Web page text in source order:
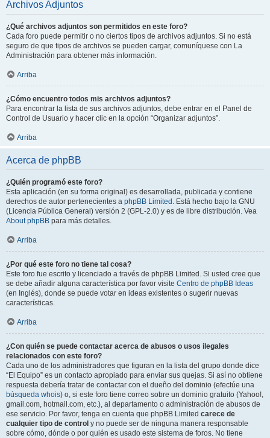
Archivos Adjuntos
¿Qué archivos adjuntos son permitidos en este foro?
Cada foro puede permitir o no ciertos tipos de archivos adjuntos. Si no está
seguro de que tipos de archivos se pueden cargar, comuníquese con La
Administración para obtener más información.
Arriba
¿Cómo encuentro todos mis archivos adjuntos?
Para encontrar la lista de sus archivos adjuntos, debe entrar en el Panel de
Control de Usuario y hacer clic en la opción “Organizar adjuntos”.
Arriba
Acerca de phpBB
¿Quién programó este foro?
Esta aplicación (en su forma original) es desarrollada, publicada y contiene
derechos de autor pertenecientes a phpBB Limited . Está hecho bajo la GNU
(Licencia Pública General) versión 2 (GPL-2.0) y es de libre distribución. Vea
About phpBB para más detalles.
Arriba
¿Por qué este foro no tiene tal cosa?
Este foro fue escrito y licenciado a través de phpBB Limited. Si usted cree que
se debe añadir alguna característica por favor visite Centro de phpBB Ideas
(en Inglés), donde se puede votar en ideas existentes o sugerir nuevas
características.
Arriba
¿Con quién se puede contactar acerca de abusos o usos ilegales
relacionados con este foro?
Cada uno de los administradores que figuran en la lista del grupo donde dice
“El Equipo” es un contacto apropiado para enviar sus quejas. Si así no obtiene
respuesta debería tratar de contactar con el dueño del dominio (efectúe una
búsqueda whois) o, si este foro tiene correo sobre un dominio gratuito (Yahoo!,
gmail.com, hotmail.com, etc.), al departamento o administración de abusos de
ese servicio. Por favor, tenga en cuenta que phpBB Limited carece de
cualquier tipo de control y no puede ser de ninguna manera responsable
sobre cómo, dónde o por quién es usado este sistema de foros. No tiene